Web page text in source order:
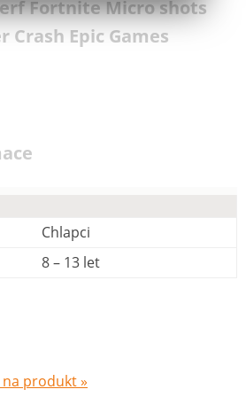
Fortnite Micro shots
Epic Games
Chlapci
8 – 13 let
produkt »